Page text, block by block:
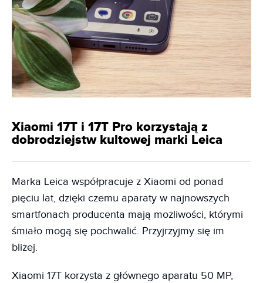
Xiaomi 17T i 17T Pro korzystają z
dobrodziejstw kultowej marki Leica
Marka Leica współpracuje z Xiaomi od ponad
pięciu lat, dzięki czemu aparaty w najnowszych
smartfonach producenta mają możliwości, którymi
śmiało mogą się pochwalić. Przyjrzyjmy się im
bliżej.
Xiaomi 17T korzysta z głównego aparatu 50 MP,